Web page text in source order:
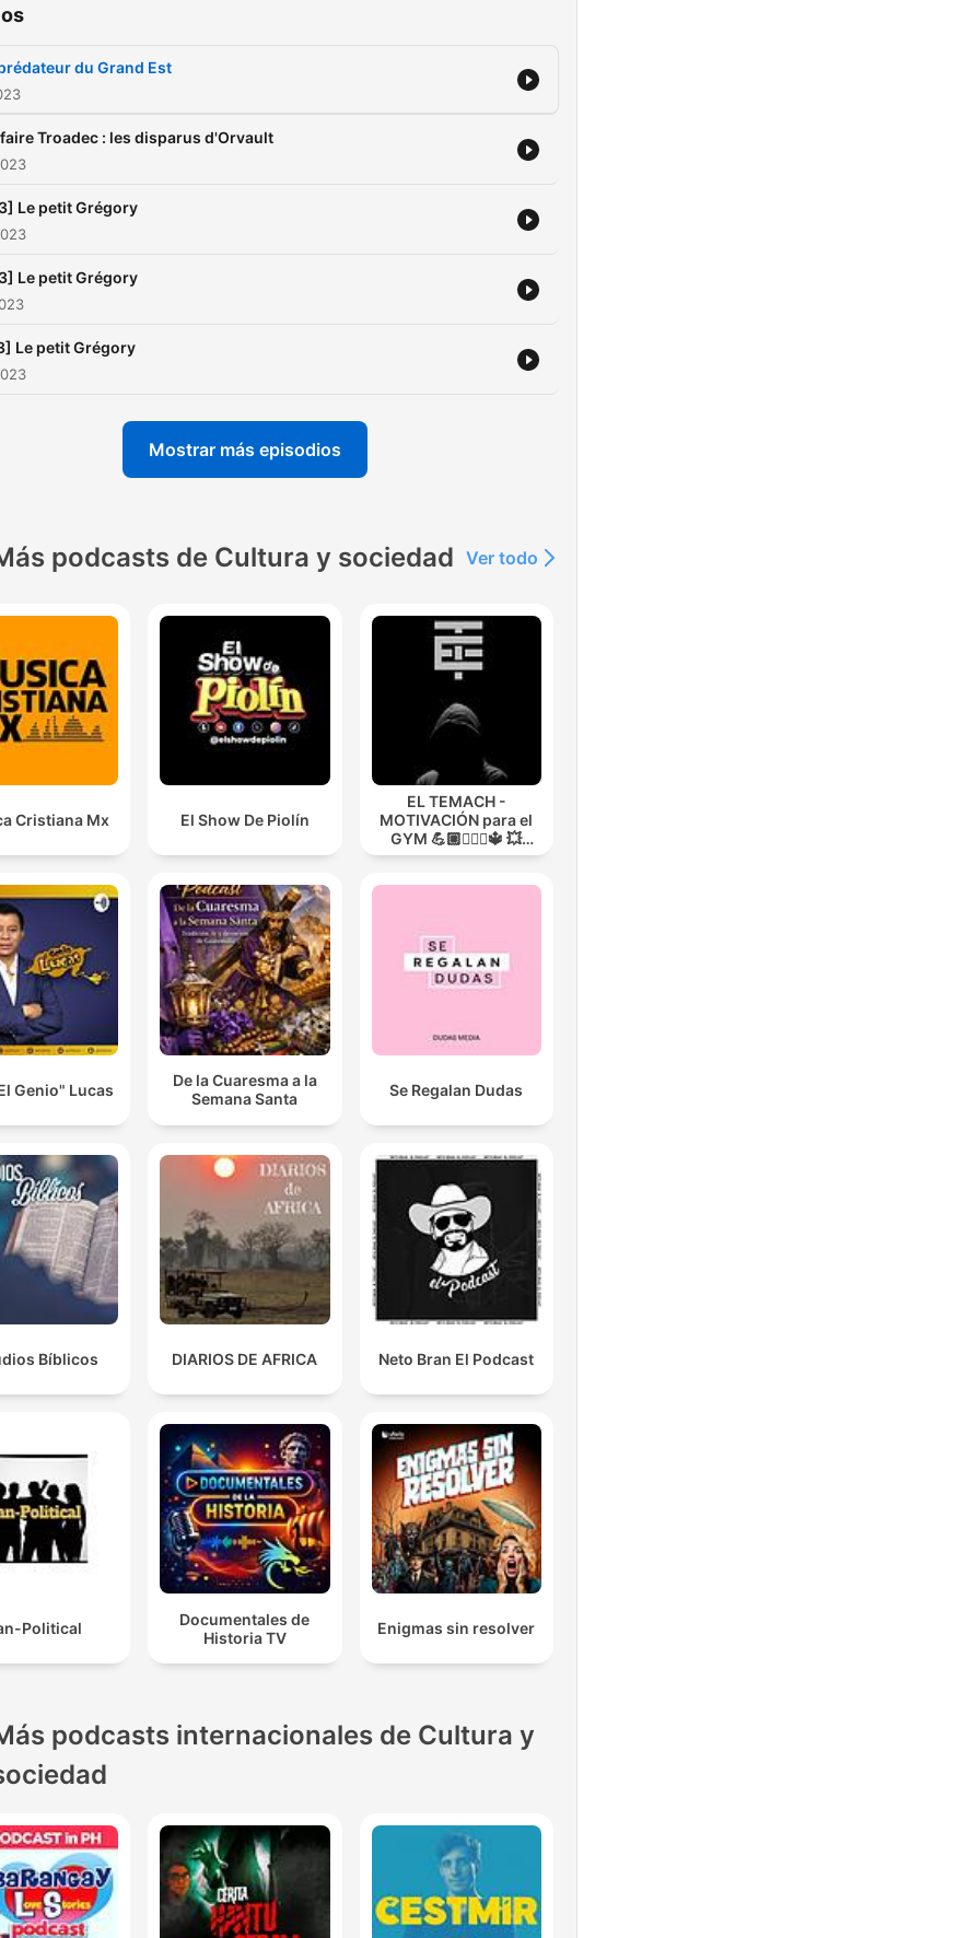
du Grand Est
Troadec : les disparus d'Orvault
Le petit Grégory
Le petit Grégory
Le petit Grégory
Mostrar más episodios
podcasts de Cultura y sociedad Ver todo
Cristiana Mx El Show De Piolín
EL TEMACH -
MOTIVACIÓN para el
GYM 💪🏼🏋🏻‍♀🔱 💥
MODO GUERRA💥
Genio" Lucas
De la Cuaresma a la
Semana Santa
Se Regalan Dudas
Bíblicos DIARIOS DE AFRICA Neto Bran El Podcast
Political
Documentales de
Historia TV
Enigmas sin resolver
podcasts internacionales de Cultura y